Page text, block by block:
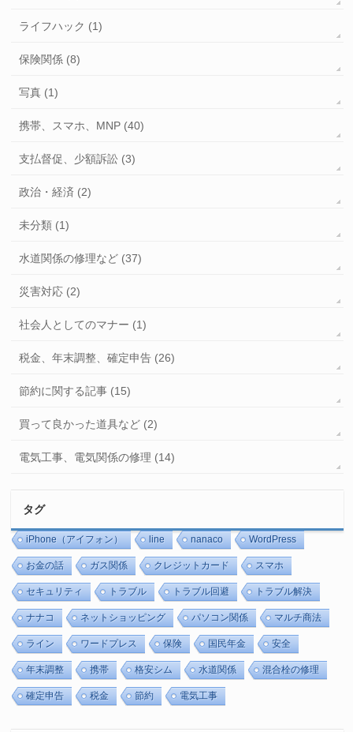
ライフハック (1)
保険関係 (8)
写真 (1)
携帯、スマホ、MNP (40)
支払督促、少額訴訟 (3)
政治・経済 (2)
未分類 (1)
水道関係の修理など (37)
災害対応 (2)
社会人としてのマナー (1)
税金、年末調整、確定申告 (26)
節約に関する記事 (15)
買って良かった道具など (2)
電気工事、電気関係の修理 (14)
タグ
iPhone（アイフォン） line nanaco WordPress
お金の話 ガス関係 クレジットカード スマホ
セキュリティ トラブル トラブル回避 トラブル解決
ナナコ ネットショッピング パソコン関係 マルチ商法
ライン ワードプレス 保険 国民年金 安全
年末調整 携帯 格安シム 水道関係 混合栓の修理
確定申告 税金 節約 電気工事